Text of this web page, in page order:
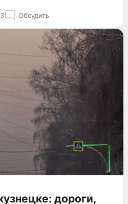
3 Обсудить
дороги,